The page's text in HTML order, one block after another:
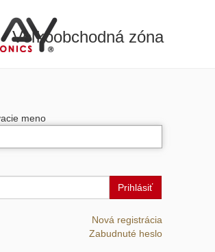
Veľkoobchodná zóna
meno
Prihlásiť
Nová registrácia
Zabudnuté heslo